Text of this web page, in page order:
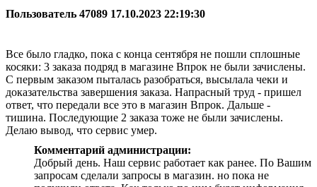
Пользователь 47089 17.10.2023 22:19:30
Все было гладко, пока с конца сентября не пошли сплошные
косяки: 3 заказа подряд в магазине Впрок не были зачислены.
С первым заказом пыталась разобраться, высылала чеки и
доказательства завершения заказа. Напрасный труд - пришел
ответ, что передали все это в магазин Впрок. Дальше -
тишина. Последующие 2 заказа тоже не были зачислены.
Делаю вывод, что сервис умер.
Комментарий администрации:
Добрый день. Наш сервис работает как ранее. По Вашим
запросам сделали запросы в магазин. но пока не